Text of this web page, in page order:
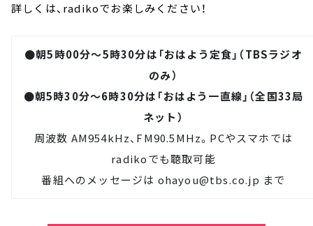
詳しくは、radikoでお楽しみください！
●朝5時00分～5時30分は「おはよう定食」（TBSラジオ
のみ）
●朝5時30分～6時30分は「おはよう一直線」（全国33局
ネット）
周波数 AM954kHz、FM90.5MHz。PCやスマホでは
radikoでも聴取可能
番組へのメッセージは ohayou@tbs.co.jp まで